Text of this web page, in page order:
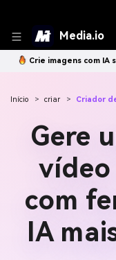
Media.io
Crie imagens com IA
Início > criar > Criador
Gere
com
IA